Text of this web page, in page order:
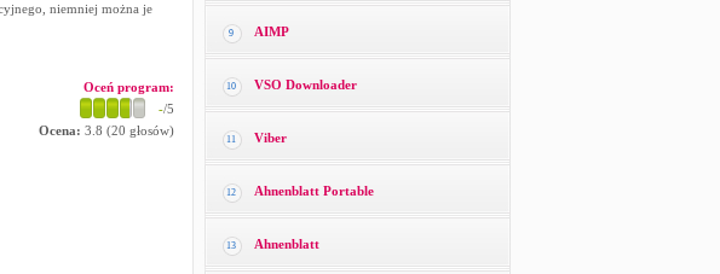
niemniej można je
Oceń program:
-/5
Ocena: 3.8 (20 głosów)
9 AIMP
10 VSO Downloader
11 Viber
12 Ahnenblatt Portable
13 Ahnenblatt